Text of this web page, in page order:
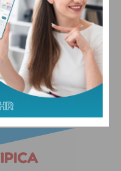
°C 33.8°
°
0 %
LUN
°
MAR